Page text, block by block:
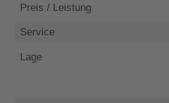
Preis / Leistung
Service
Lage